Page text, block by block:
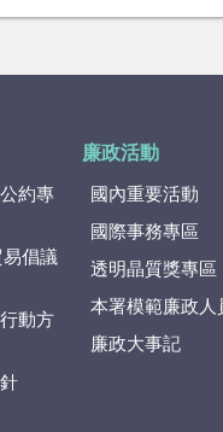
約專
倡議
動方
廉政活動
國內重要活動
國際事務專區
透明晶質獎專區
本署模範廉政人
廉政大事記